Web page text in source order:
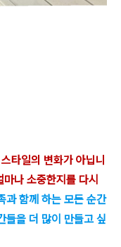
타일의 변화가 아닙니
나 소중한지를 다시
과 함께 하는 모든 순간
들을 더 많이 만들고 싶